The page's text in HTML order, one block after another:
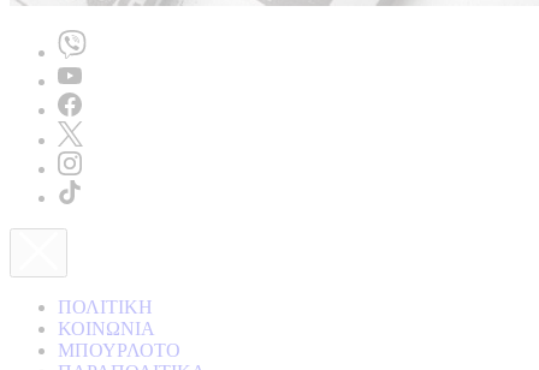
ΠΟΛΙΤΙΚΗ
ΚΟΙΝΩΝΙΑ
ΜΠΟΥΡΛΟΤΟ